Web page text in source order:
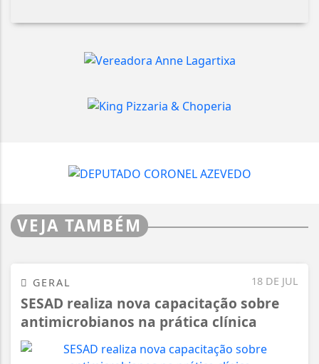
VEJA TAMBÉM
18 DE JUL
GERAL
SESAD realiza nova capacitação sobre
antimicrobianos na prática clínica